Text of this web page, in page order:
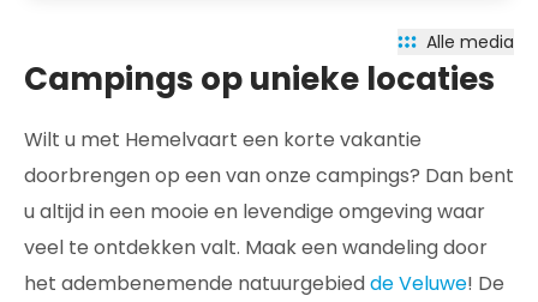
Alle media
Campings op unieke locaties
Wilt u met Hemelvaart een korte vakantie
doorbrengen op een van onze campings? Dan bent
u altijd in een mooie en levendige omgeving waar
veel te ontdekken valt. Maak een wandeling door
het adembenemende natuurgebiedde Veluwe! De